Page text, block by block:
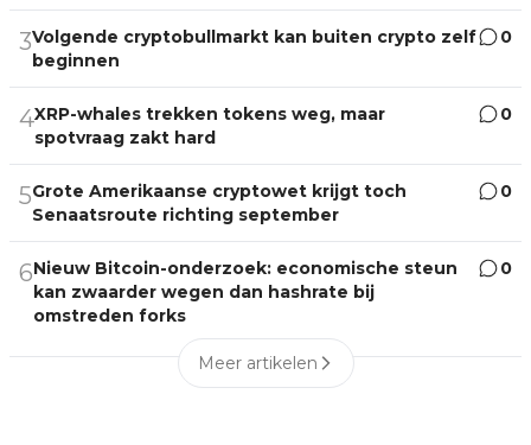
3Volgende cryptobullmarkt kan buiten crypto zelf
beginnen
0
4XRP-whales trekken tokens weg, maar
spotvraag zakt hard
0
5Grote Amerikaanse cryptowet krijgt toch
Senaatsroute richting september
0
6Nieuw Bitcoin-onderzoek: economische steun
kan zwaarder wegen dan hashrate bij
omstreden forks
0
Meer artikelen